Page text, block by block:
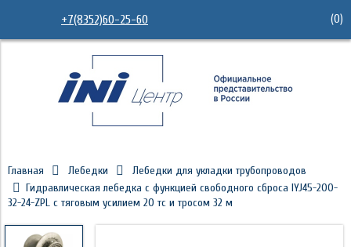
+7(8352)60-25-60 (0)
Главная Лебедки
Лебедки для укладки трубопроводов
Гидравлическая лебедка с функцией свободного сброса IYJ45-200-
32-24-ZPL с тяговым усилием 20 тс и тросом 32 м